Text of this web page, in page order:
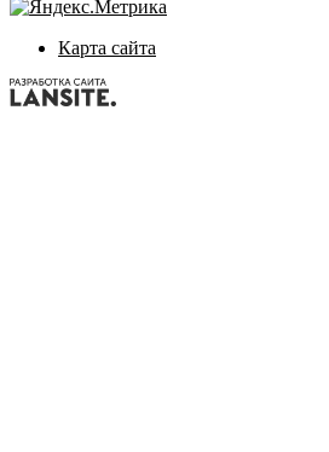
Карта сайта